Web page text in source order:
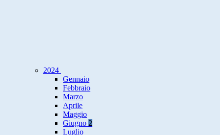
2024
Gennaio
Febbraio
Marzo
Aprile
Maggio
Giugno 2
Luglio